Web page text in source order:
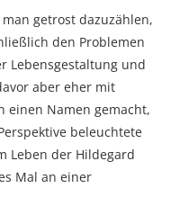
getrost dazuzählen,
den Problemen
Lebensgestaltung und
aber eher mit
einen Namen gemacht,
beleuchtete
Leben der Hildegard
Mal an einer